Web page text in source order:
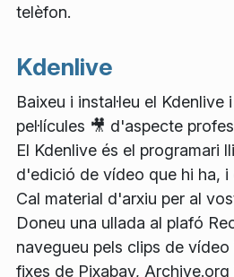
telèfon.
Kdenlive
Baixeu i instal·leu el
pel·lícules 🎥 d'aspecte
El Kdenlive és el programari
d'edició de vídeo que hi ha, i
Cal material d'arxiu per al
Doneu una ullada al plafó
navegueu pels clips de
fixes de Pixabay, Archive.org